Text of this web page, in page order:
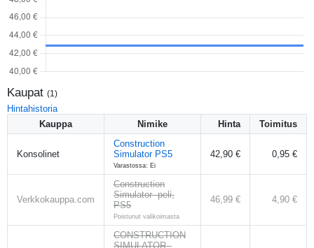
Kaupat (1 )
Hintahistoria
Kauppa
Nimike Hinta Toimitus
Konsolinet
Construction
Simulator PS5
Varastossa: Ei
42,90 € 0,95 €
Verkkokauppa.com
Construction
Simulator -peli,
PS5
Poistunut valikoimasta
46,99 € 4,90 €
CONSTRUCTION
SIMULATOR -